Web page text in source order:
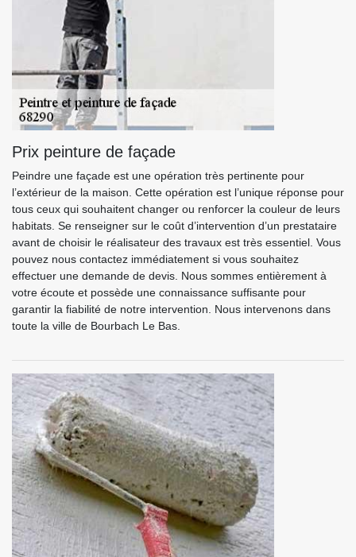
Prix peinture de façade
Peindre une façade est une opération très pertinente pour
l’extérieur de la maison. Cette opération est l’unique réponse pour
tous ceux qui souhaitent changer ou renforcer la couleur de leurs
habitats. Se renseigner sur le coût d’intervention d’un prestataire
avant de choisir le réalisateur des travaux est très essentiel. Vous
pouvez nous contactez immédiatement si vous souhaitez
effectuer une demande de devis. Nous sommes entièrement à
votre écoute et possède une connaissance suffisante pour
garantir la fiabilité de notre intervention. Nous intervenons dans
toute la ville de Bourbach Le Bas.